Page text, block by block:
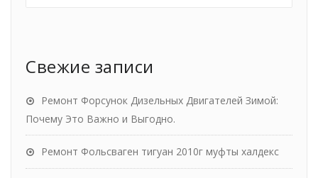
Свежие записи
Ремонт Форсунок Дизельных Двигателей Зимой:
Почему Это Важно и Выгодно.
Ремонт Фольсваген тигуан 2010г муфты халдекс